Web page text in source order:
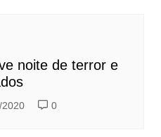
noite de terror e
2020 0